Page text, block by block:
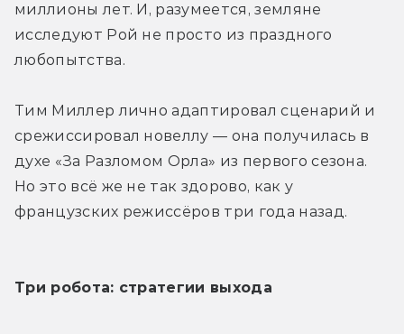
миллионы лет. И, разумеется, земляне
исследуют Рой не просто из праздного
любопытства.
Тим Миллер лично адаптировал сценарий и
срежиссировал новеллу — она получилась в
духе «За Разломом Орла» из первого сезона.
Но это всё же не так здорово, как у
французских режиссёров три года назад.
Три робота: стратегии выхода